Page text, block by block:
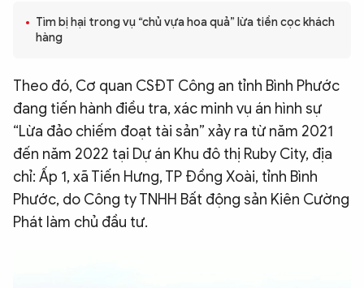
CÔNG NGHỆ
QUỐC TẾ
VĂN HÓA - THỂ THAO
BẠN ĐỌC & CAND
ĐA PHƯƠNG TIỆN
Tìm bị hại trong vụ “chủ vựa hoa quả” lừa tiền cọc khách
hàng
Theo đó, Cơ quan CSĐT Công an tỉnh Bình Phước
đang tiến hành điều tra, xác minh vụ án hình sự
“Lừa đảo chiếm đoạt tài sản” xảy ra từ năm 2021
đến năm 2022 tại Dự án Khu đô thị Ruby City, địa
chỉ: Ấp 1, xã Tiến Hưng, TP Đồng Xoài, tỉnh Bình
Phước, do Công ty TNHH Bất động sản Kiên Cường
Phát làm chủ đầu tư.